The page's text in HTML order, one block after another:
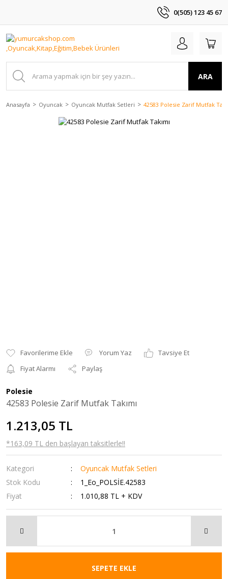
0(505) 123 45 67
ARA
Anasayfa Oyuncak Oyuncak Mutfak Setleri 42583 Polesie Zarif Mutfak
Yorum Yaz
Tavsiye Et
Fiyat Alarmı
Paylaş
Polesie
42583 Polesie Zarif Mutfak Takımı
1.213,05 TL
*163,09 TL den başlayan taksitlerle!!
Kategori
Oyuncak Mutfak Setleri
Stok Kodu
1_Eo_POLSİE.42583
Fiyat
1.010,88 TL + KDV
SEPETE EKLE